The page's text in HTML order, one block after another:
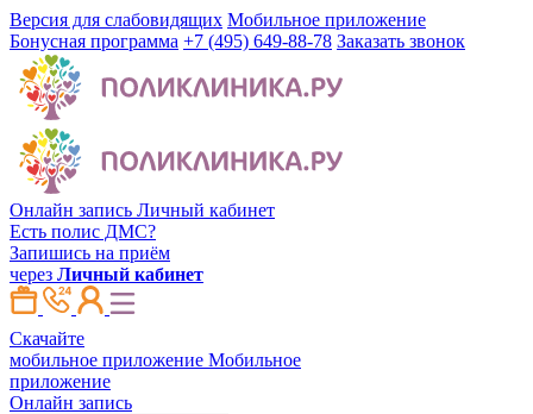
Версия для слабовидящих Мобильное приложение
Бонусная программа +7 (495) 649-88-78 Заказать звонок
Онлайн запись Личный кабинет
Есть полис ДМС?
Запишись на приём
через Личный кабинет
Скачайте
мобильное приложение Мобильное
приложение
Онлайн запись